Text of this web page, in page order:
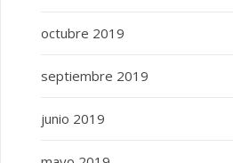
octubre 2019
septiembre 2019
junio 2019